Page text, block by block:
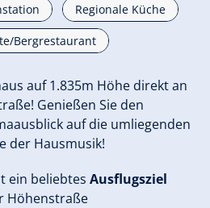
Regionale Küche
Bergrestaurant
auf 1.835m Höhe direkt an
Genießen Sie den
auf die umliegenden
der Hausmusik!
ein beliebtes Ausflugsziel
Höhenstraße